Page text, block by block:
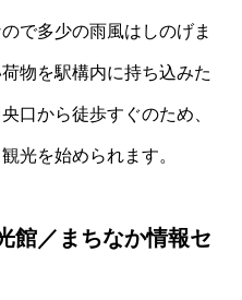
で多少の雨風はしのげま
物を駅構内に持ち込みた
口から徒歩すぐのため、
光を始められます。
館／まちなか情報セ